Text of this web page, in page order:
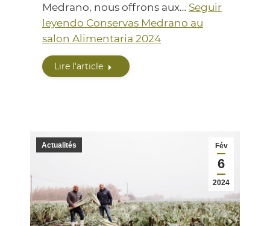
Medrano, nous offrons aux… Seguir
leyendo Conservas Medrano au
salon Alimentaria 2024
Lire l'article
Fév
6
2024
Actualités